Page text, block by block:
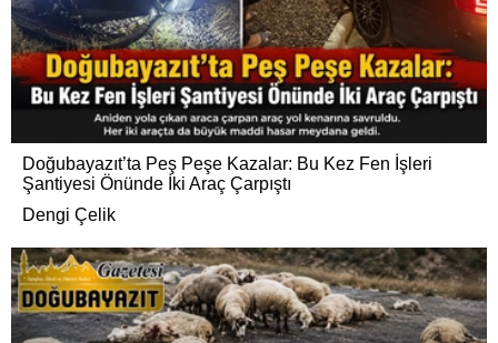
Doğubayazıt’ta Peş Peşe Kazalar: Bu Kez Fen İşleri
Şantiyesi Önünde İki Araç Çarpıştı
Dengi Çelik